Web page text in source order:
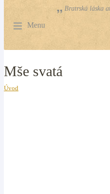
Bratrská láska
Menu
Mše svatá
Úvod